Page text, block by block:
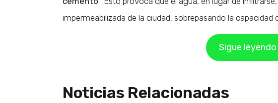
impermeabilizada de la ciudad, sobrepasando la
Sigue leyendo
Noticias Relacionadas